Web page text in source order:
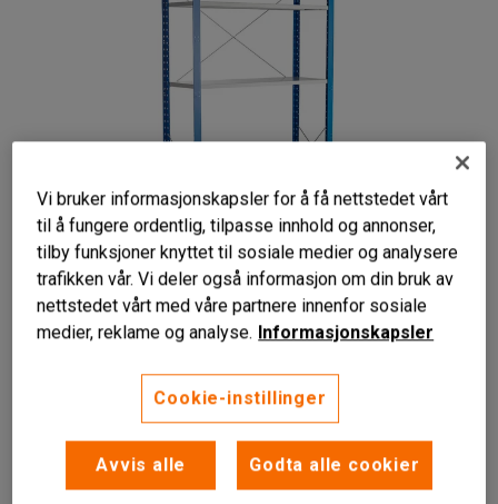
Seks flyttbare hyller
Ekstra høyt og robust hyllesystem med flyttbare hyller som
Vi bruker informasjonskapsler for å få nettstedet vårt
til å fungere ordentlig, tilpasse innhold og annonser,
tilby funksjoner knyttet til sosiale medier og analysere
trafikken vår. Vi deler også informasjon om din bruk av
nettstedet vårt med våre partnere innenfor sosiale
medier, reklame og analyse. Informasjonskapsler
Cookie-instillinger
Avvis alle Godta alle cookier